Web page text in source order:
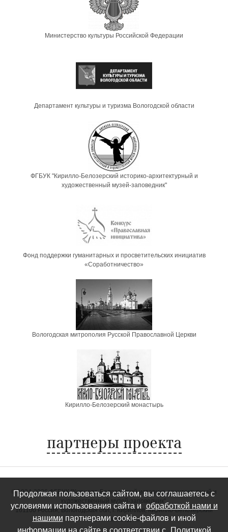
Министерство культуры Российской Федерации
Департамент культуры и туризма Вологодской области
ФГБУК "Кирилло-Белозерский историко-архитектурный и
художественный музей-заповедник"
Фонд поддержки гуманитарных и просветительских инициатив
«Соработничество»
Вологодская митрополия Русской Православной Церкви
Кирилло-Белозерский монастырь
партнеры проекта
©1924-2026 ФГБУК "Кирилло-Белозерский историко-архитектурный и
художественный музей-заповедник".
161100 Россия, Вологодская обл, г. Кириллов, Кирилло-Белозерский
музей-заповедник
Продолжая пользоваться сайтом, вы соглашаетесь с
условиями использования сайта и обработкой нами и
нашими партнерами cookie-файлов и иной
информации на сайте в соответствии с Политикой